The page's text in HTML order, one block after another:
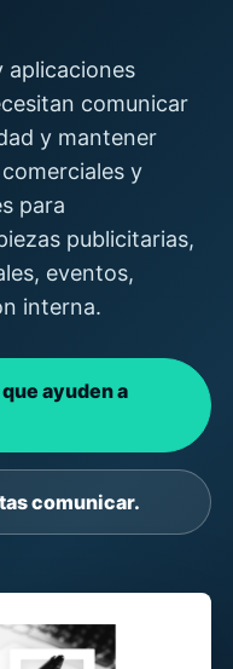
aplicaciones
comunicar
y mantener
y
para
publicitarias,
eventos,
interna.
ayuden a
comunicar.